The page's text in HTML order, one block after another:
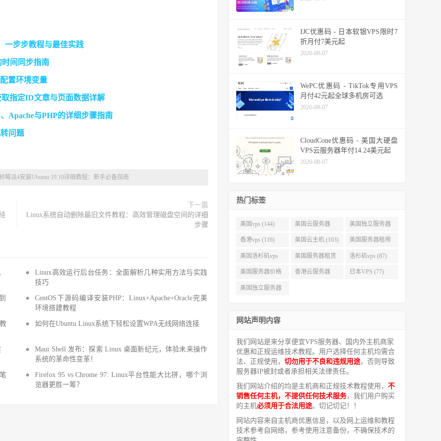
一步步教程与最佳实践
间同步指南
置环境变量
指定ID文章与页面数据详解
Apache与PHP的详细步骤指南
问题
莓派4安装Ubuntu 19.10详细教程：新手必备指南
下一篇
Linux系统自动删除最旧文件教程：高效管理磁盘空间的详细
步骤
Linux高效运行后台任务：全面解析几种实用方法与实践
技巧
CentOS下源码编译安装PHP：Linux+Apache+Oracle完美
环境搭建教程
如何在Ubuntu Linux系统下轻松设置WPA无线网络连接
Maui Shell 发布：探索 Linux 桌面新纪元，体验未来操作
系统的革命性变革！
Firefox 95 vs Chrome 97: Linux平台性能大比拼，哪个浏
览器更胜一筹？
IJC优惠码 - 日本软银VPS限时7
折月付7美元起
2026-08-07
WePC优惠码 - TikTok专用VPS
月付42元起全球多机房可选
2026-08-07
CloudCone优惠码 - 美国大硬盘
VPS云服务器年付14.24美元起
2026-08-07
热门标签
美国vps (144) 美国云服务器
(143)
美国独立服务器
(118)
香港vps (116) 美国云主机 (103) 美国服务器租用
(99)
美国洛杉矶vps
(94)
美国服务器租赁
(91)
洛杉矶vps (87)
美国服务器价格
(82)
香港云服务器 日本VPS (77)
美国独立服务器
网站声明内容
我们网站是来分享便宜VPS服务器、国内外主机商家
优惠和正规运维技术教程。用户选择任何主机均需合
法、正规使用， 切勿用于不良和违规用途，否则导致
服务器IP被封或者承担相关法律责任。
我们网站介绍的均是主机商和正规技术教程使用， 不
销售任何主机，不提供任何技术服务，我们用户购买
的主机必须用于合法用途。切记切记！！
网站内容来自主机商优惠信息，以及网上运维和教程
技术参考自网络，参考使用注意备份，不确保技术的